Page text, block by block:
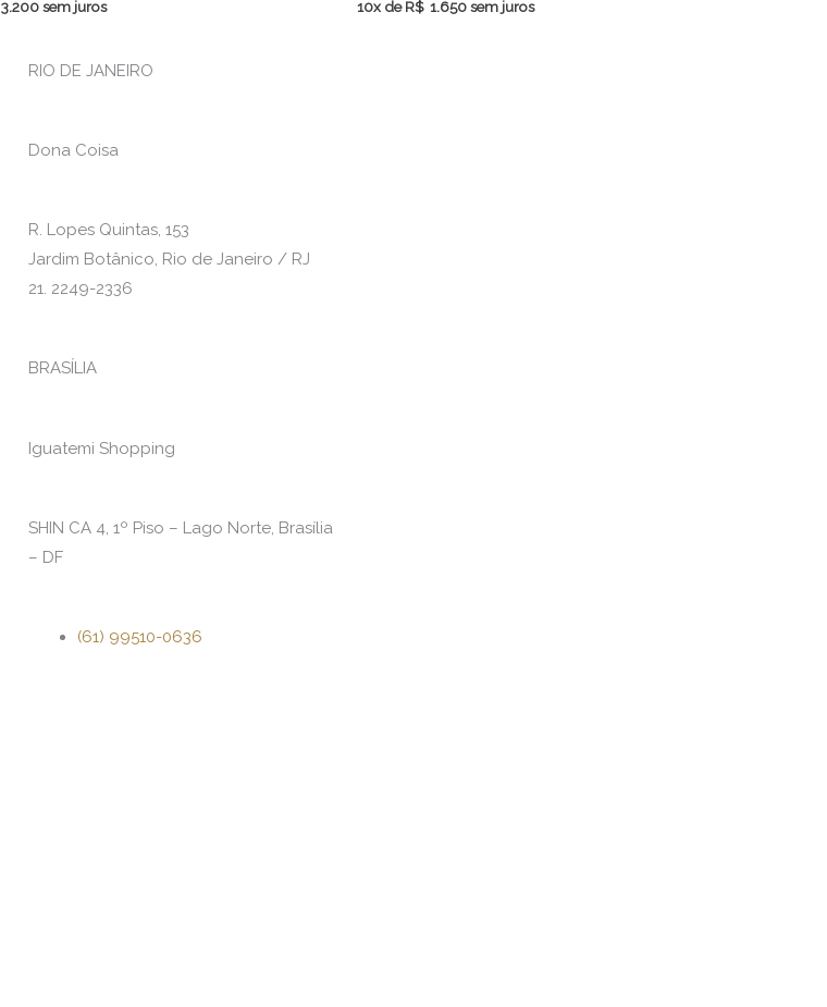
3.200sem juros
10x deR$ 1.650sem juros
RIO DE JANEIRO
Dona Coisa
R. Lopes Quintas, 153
Jardim Botânico, Rio de Janeiro / RJ
21. 2249-2336
BRASÍLIA
Iguatemi Shopping
SHIN CA 4, 1º Piso – Lago Norte, Brasília
– DF
(61) 99510-0636